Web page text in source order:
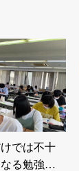
では不十
なる勉強…